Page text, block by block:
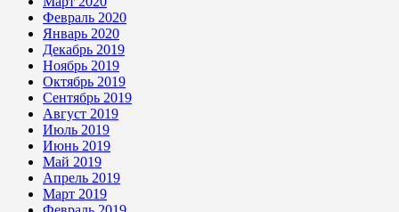
Февраль 2020
Январь 2020
Декабрь 2019
Ноябрь 2019
Октябрь 2019
Сентябрь 2019
Август 2019
Июль 2019
Июнь 2019
Май 2019
Апрель 2019
Март 2019